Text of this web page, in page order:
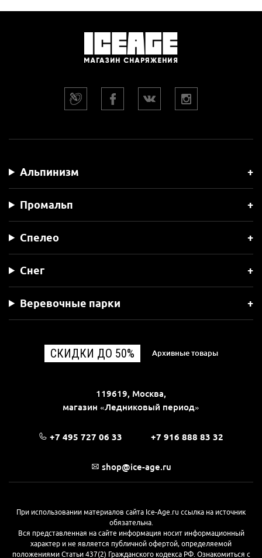
Альпинизм
Промальп
Спелео
Снег
Веревочные парки
СКИДКИ ДО 50% Архивные товары
119619, Москва,
магазин «Ледниковый период»
+7 495 727 06 33 +7 916 888 83 32
shop@ice-age.ru
При использовании материалов сайта Ice-Age.ru ссылка на источник
обязательна.
Вся представленная на сайте информация носит информационный
характер и не является публичной офертой, определяемой
положениями Статьи 437(2) Гражданского кодекса РФ. Ознакомиться с